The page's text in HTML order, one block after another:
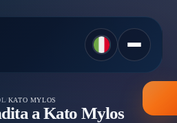
/KATO MYLOS
a Kato Mylos